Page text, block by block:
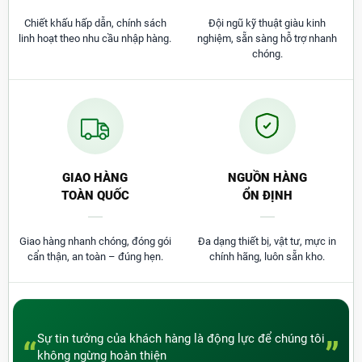
Phong cách làm việc chuyên nghiệp, đội ngũ
nhân viên lành nghề, gioa hàng nhanh chóng,
Luôn cập nhật mẫu mã mới, công nghệ tiên
tiến, tất cả các sản phẩm đều có nguồn gốc,
xuất xứ đảm bảo chất lượng.
Quý khách có thể đến trực tiếp cửa hàng Thành Đạt
hàng tại địa chỉ:
2/13 Phạm Văn Bạch, P.15, Q.Tân
Bình, TP.HCM.Để tham khảo và tìm thêm thông tin
nhiều sản phẩm khác quý khách có thể truy cập vào
Chiết khấu hấp dẫn, chính sách
linh hoạt theo nhu cầu nhập hàng.
Đội ngũ kỹ thuật giàu kinh
nghiệm, sẵn sàng hỗ trợ nhanh
chóng.
GIAO HÀNG
TOÀN QUỐC
Giao hàng nhanh chóng, đóng gói
cẩn thận, an toàn – đúng hẹn.
NGUỒN HÀNG
ỔN ĐỊNH
Đa dạng thiết bị, vật tư, mực in
chính hãng, luôn sẵn kho.
Sự tin tưởng của khách hàng là động lực để chúng tôi
không ngừng hoàn thiện